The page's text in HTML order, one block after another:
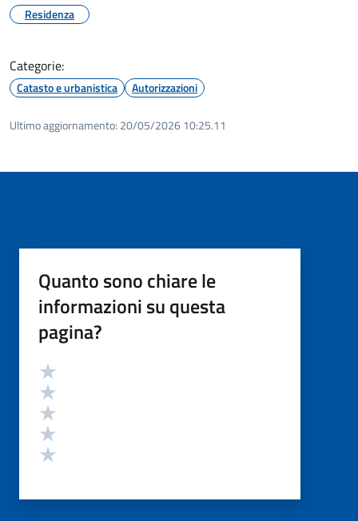
Residenza
Categorie:
Catasto e urbanistica Autorizzazioni
Ultimo aggiornamento: 20/05/2026 10:25.11
Quanto sono chiare le
informazioni su questa
pagina?
Valutazione